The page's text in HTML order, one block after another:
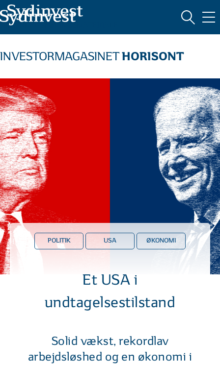
MARKEDSFØRINGSMATERIALE
INVESTORMAGASINETHORISONT
POLITIK USA ØKONOMI
Et USA i
undtagelsestilstand
Solid vækst, rekordlav
arbejdsløshed og en økonomi i